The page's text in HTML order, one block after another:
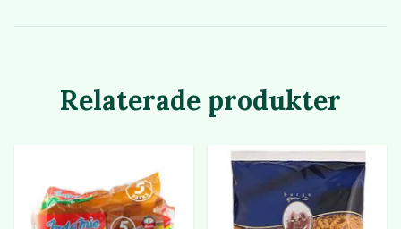
Relaterade produkter